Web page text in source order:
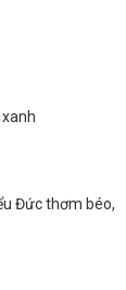
Đức thơm béo,